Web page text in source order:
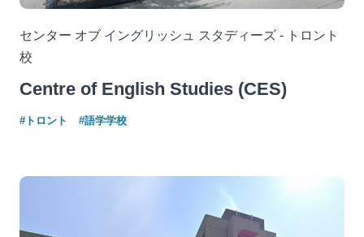
センター オブ イングリッシュ スタディーズ - トロント
校
Centre of English Studies (CES)
#トロント #語学学校